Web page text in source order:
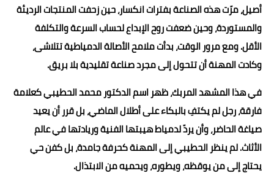
أصيل، مرّت هذه الصناعة بفترات انكسار، حين زحفت المنتجات الرديئة
والمستوردة، وحين ضعفت روح الإبداع لحساب السرعة والتكلفة
الأقل. ومع مرور الوقت، بدأت ملامح الأصالة الدمياطية تتلاشى،
وكادت المهنة أن تتحول إلى مجرد صناعة تقليدية بلا بريق.
في هذا المشهد المربك، ظهر اسم الدكتور محمد الحطيبي كعلامة
فارقة، رجل لم يكتفِ بالبكاء على أطلال الماضي، بل قرر أن يعيد
صياغة الحاضر، وأن يردّ لدمياط هيبتها الفنية وريادتها في عالم
الأثاث. لم ينظر الحطيبي إلى المهنة كحرفة جامدة، بل كفن حي
يحتاج إلى من يوقظه، ويطوره، ويحميه من الابتذال.